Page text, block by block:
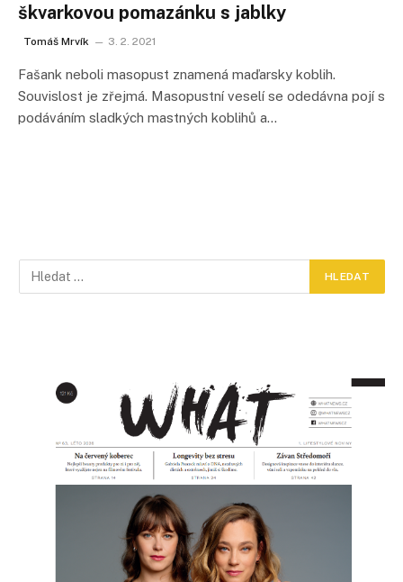
škvarkovou pomazánku s jablky
Tomáš Mrvík 3. 2. 2021
Fašank neboli masopust znamená maďarsky koblih.
Souvislost je zřejmá. Masopustní veselí se odedávna pojí s
podáváním sladkých mastných koblihů a…